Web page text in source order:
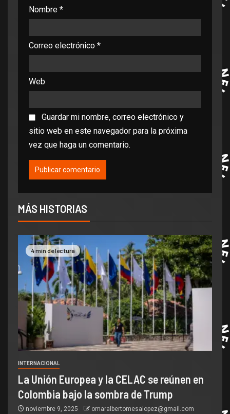
Nombre *
Correo electrónico *
Web
Guardar mi nombre, correo electrónico y
sitio web en este navegador para la próxima
vez que haga un comentario.
MÁS HISTORIAS
4 min de lectura
INTERNACIONAL
La Unión Europea y la CELAC se reúnen en
Colombia bajo la sombra de Trump
noviembre 9, 2025 omaralbertomesalopez@gmail.com